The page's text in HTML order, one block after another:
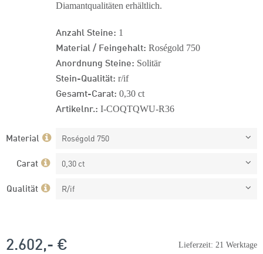
Diamantqualitäten erhältlich.
Anzahl Steine: 1
Material / Feingehalt: Roségold 750
Anordnung Steine: Solitär
Stein-Qualität: r/if
Gesamt-Carat: 0,30 ct
Artikelnr.: I-COQTQWU-R36
Material Roségold 750
Carat 0,30 ct
Qualität R/if
Lieferzeit: 21 Werktage
2.602,- €